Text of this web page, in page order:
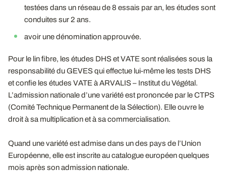
testées dans un réseau de 8 essais par an, les études sont
conduites sur 2 ans.
avoir une dénomination approuvée.
Pour le lin fibre, les études DHS et VATE sont réalisées sous la
responsabilité du GEVES qui effectue lui-même les tests DHS
et confie les études VATE à ARVALIS – Institut du Végétal.
L’admission nationale d’une variété est prononcée par le CTPS
(Comité Technique Permanent de la Sélection). Elle ouvre le
droit à sa multiplication et à sa commercialisation.
Quand une variété est admise dans un des pays de l’Union
Européenne, elle est inscrite au catalogue européen quelques
mois après son admission nationale.